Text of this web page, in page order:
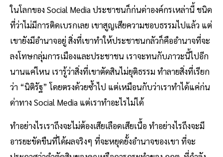
ในโลกของ Social Media ประชาชนก็ก่นด่าองค์กรเหล่านี้ ชนิด
ที่ว่าไม่มีการติดเบรกเลย เขาสูญเสียความชอบธรรมไปแล้ว แต่
เขายังมีอำนาจอยู่ สิ่งที่เขาทำให้ประชาชนกลัวก็คืออำนาจที่จะ
ลงโทษกลุ่มการเมืองและประชาชน เราจะทนกับภาวะนี้ไปอีก
นานแค่ไหน เรารู้ว่าสิ่งที่เขาตัดสินไม่ยุติธรรม ทำลายสิ่งที่เรียก
ว่า “นิติรัฐ” โดยตรงด้วยซ้ำไป แต่เหมือนกับว่าเราทำได้แค่ก่น
ด่าทาง Social Media แต่เราทำอะไรไม่ได้
ทำอย่างไรเราถึงจะไม่ต้องเสียเลือดเสียเนื้อ ทำอย่างไรถึงจะมี
อารยะขัดขืนที่ได้ผลจริงๆ ที่จะหยุดยั้งอำนาจของเขา ที่จะ